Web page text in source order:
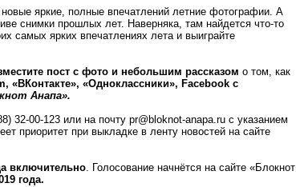
яркие, полные впечатлений летние фотографии. А
снимки прошлых лет. Наверняка, там найдется что-то
самых ярких впечатлениях лета и выиграйте
пост с фото и небольшим рассказом о том, как
, «ВКонтакте», «Одноклассники», Facebook с
Анапа».
32-00-123 или на почту pr@bloknot-anapa.ru с указанием
приоритет при выкладке в ленту новостей на сайте
включительно. Голосование начнётся на сайте «Блокнот
года.